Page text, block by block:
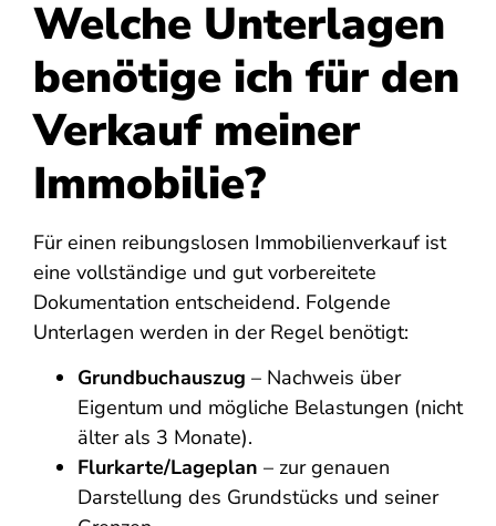
Welche Unterlagen
benötige ich für den
Verkauf meiner
Immobilie?
Für einen reibungslosen Immobilienverkauf ist
eine vollständige und gut vorbereitete
Dokumentation entscheidend. Folgende
Unterlagen werden in der Regel benötigt:
Grundbuchauszug – Nachweis über
Eigentum und mögliche Belastungen (nicht
älter als 3 Monate).
Flurkarte/Lageplan – zur genauen
Darstellung des Grundstücks und seiner